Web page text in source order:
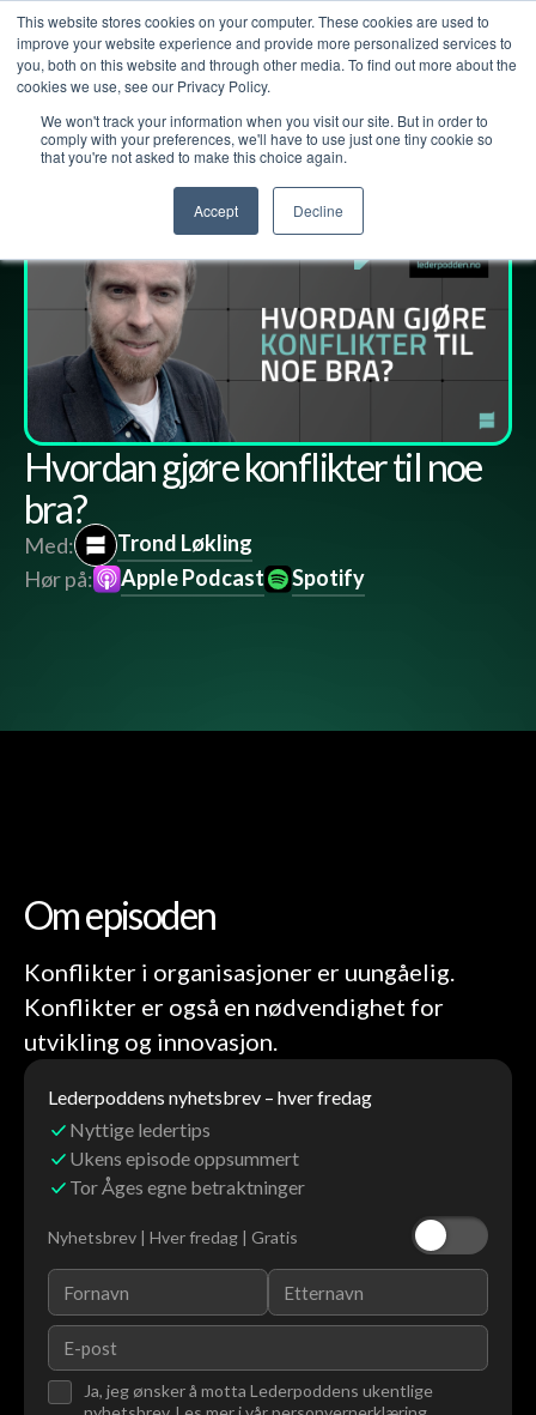
This website stores cookies on your computer. These cookies are used to
improve your website experience and provide more personalized services to
you, both on this website and through other media. To find out more about the
cookies we use, see our Privacy Policy.
We won't track your information when you visit our site. But in order to
comply with your preferences, we'll have to use just one tiny cookie so
that you're not asked to make this choice again.
Accept Decline
Lederpodden 22nov2024 245 Del
Hvordan gjøre konflikter til noe
bra?
Med:
Trond Løkling
Hør på:
Apple Podcast Spotify
Om episoden
Konflikter i organisasjoner er uungåelig.
Konflikter er også en nødvendighet for
utvikling og innovasjon.
Lederpoddens nyhetsbrev – hver fredag
Nyttige ledertips
Ukens episode oppsummert
Tor Åges egne betraktninger
Nyhetsbrev | Hver fredag | Gratis
Ja, jeg ønsker å motta Lederpoddens ukentlige